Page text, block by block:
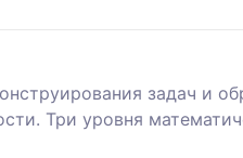
задач и
Три уровня